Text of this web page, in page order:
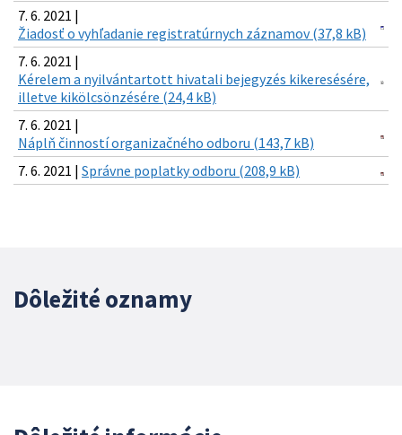
7. 6. 2021 |
Žiadosť o vyhľadanie registratúrnych záznamov (37,8 kB)
7. 6. 2021 |
Kérelem a nyilvántartott hivatali bejegyzés kikeresésére,
illetve kikölcsönzésére (24,4 kB)
7. 6. 2021 |
Náplň činností organizačného odboru (143,7 kB)
7. 6. 2021 | Správne poplatky odboru (208,9 kB)
Dôležité oznamy